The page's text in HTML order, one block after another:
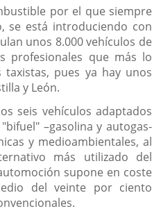
por el que siempre
se está introduciendo con
unos 8.000 vehículos de
profesionales que más lo
pues ya hay unos
y León.
seis vehículos adaptados
–gasolina y autogas-
y medioambientales, al
más utilizado del
supone en coste
del veinte por ciento